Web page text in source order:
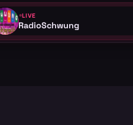
LIVE
RadioSchwung